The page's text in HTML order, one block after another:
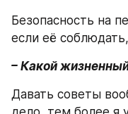
Безопасность на
если её
– Какой
Давать советы